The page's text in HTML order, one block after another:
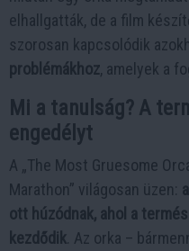
elhallgatták, de a film
szorosan kapcsolódik
problémákhoz, amelyek a
Mi a tanulság? A
engedélyt
A „The Most Gruesome
Marathon” világosan üzen:
ott húzódnak, ahol a
kezdődik . Az orka –